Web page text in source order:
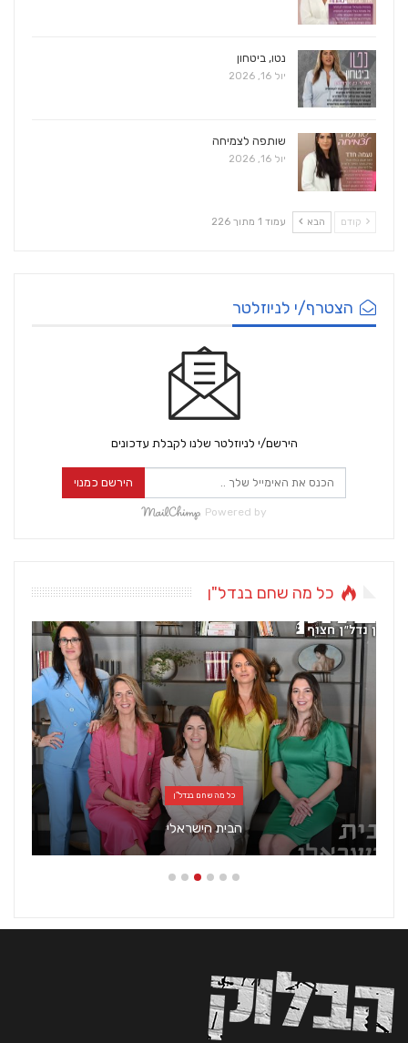
נטו, ביטחון
יול 16, 2026
שותפה לצמיחה
יול 16, 2026
קודם הבא עמוד 1 מתוך 226
הצטרף/י לניוזלטר
הירשם/י לניוזלטר שלנו לקבלת עדכונים
הירשם כמנוי
Powered by
כל מה שחם בנדל"ן
כל מה שחם בנדל"ן
הבית הישראלי